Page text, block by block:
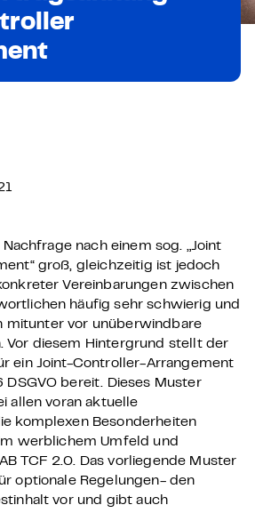
nach einem sog. „Joint
groß, gleichzeitig ist jedoch
Vereinbarungen zwischen
häufig sehr schwierig und
mitunter vor unüberwindbare
Vor diesem Hintergrund stellt der
ein Joint-Controller-Arrangement
DSGVO bereit. Dieses Muster
allen voran aktuelle
komplexen Besonderheiten
werblichem Umfeld und
TCF 2.0. Das vorliegende Muster
optionale Regelungen- den
vor und gibt auch